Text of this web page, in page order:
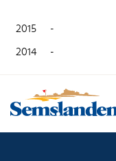
2015 -
2014 -